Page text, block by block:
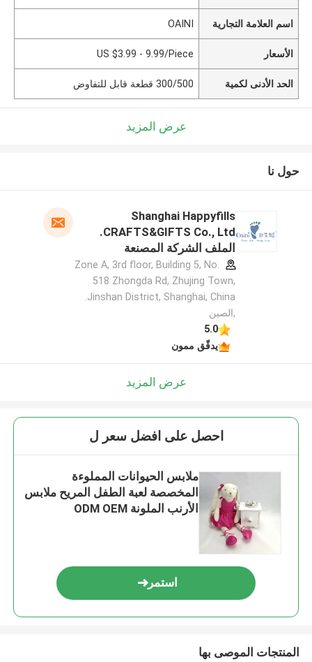
اسم العلامة التجارية OAINI
الأسعار US $3.99 - 9.99/Piece
الحد الأدنى لكمية 300/500 قطعة قابل للتفاوض
عرض المزيد
حول نا
Shanghai Happyfills
CRAFTS&GIFTS Co., Ltd.
الملف الشركة المصنعة
Zone A, 3rd floor, Building 5, No.
518 Zhongda Rd, Zhujing Town,
,الصين
5.0
يدقّق ممون
عرض المزيد
احصل على افضل سعر ل
ملابس الحيوانات المملوءة
المخصصة لعبة الطفل المريح ملابس
الأرنب الملونة ODM OEM
استمر
المنتجات الموصى بها